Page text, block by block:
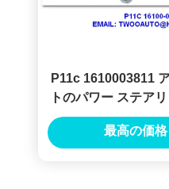
P11c 1610003811
トのパワー ステア
野のためのトラッ
イプ
最高の価